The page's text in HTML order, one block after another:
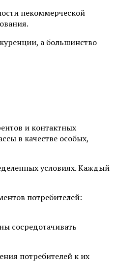
некоммерческой
а большинство
и контактных
в качестве особых,
условиях. Каждый
потребителей:
сосредотачивать
потребителей к их